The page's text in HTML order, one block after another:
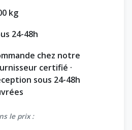
kg
24-48h
chez notre
certifié ·
sous 24-48h
le prix :